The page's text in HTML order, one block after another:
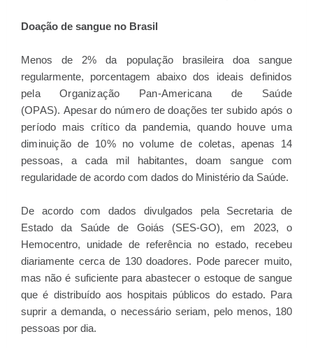
Doação de sangue no Brasil
Menos de 2% da população brasileira doa sangue
regularmente, porcentagem abaixo dos ideais definidos
pela Organização Pan-Americana de Saúde
(OPAS). Apesar do número de doações ter subido após o
período mais crítico da pandemia, quando houve uma
diminuição de 10% no volume de coletas,apenas 14
pessoas, a cada mil habitantes, doam sangue com
regularidade de acordo com dados do Ministério da Saúde.
De acordo com dados divulgados pela Secretaria de
Estado da Saúde de Goiás (SES-GO), em 2023, o
Hemocentro, unidade de referência no estado, recebeu
diariamente cerca de 130 doadores. Pode parecer muito,
mas não é suficiente para abastecer o estoque de sangue
que é distribuído aos hospitais públicos do estado. Para
suprir a demanda, o necessário seriam, pelo menos, 180
pessoas por dia.